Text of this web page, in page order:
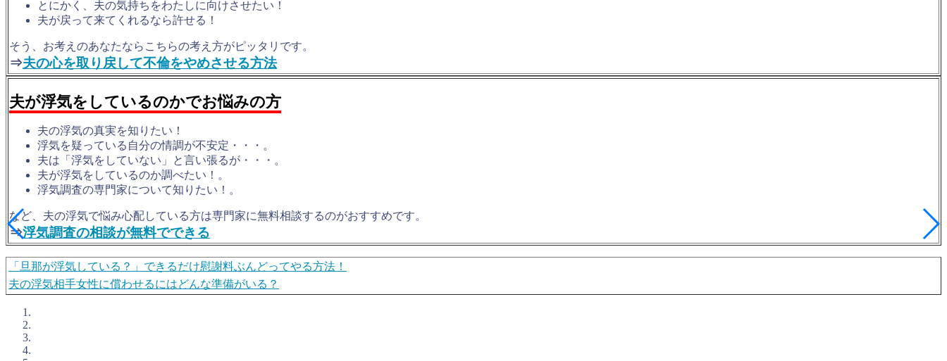
とにかく、夫の気持ちをわたしに向けさせたい！
夫が戻って来てくれるなら許せる！
そう、お考えのあなたならこちらの考え方がピッタリです。
⇒夫の心を取り戻して不倫をやめさせる方法
夫が浮気をしているのかでお悩みの方
夫の浮気の真実を知りたい！
浮気を疑っている自分の情調が不安定・・・。
夫は「浮気をしていない」と言い張るが・・・。
夫が浮気をしているのか調べたい！。
浮気調査の専門家について知りたい！。
など、夫の浮気で悩み心配している方は専門家に無料相談するのがおすすめです。
⇒浮気調査の相談が無料でできる
「旦那が浮気している？」できるだけ慰謝料ぶんどってやる方法！
夫の浮気相手女性に償わせるにはどんな準備がいる？